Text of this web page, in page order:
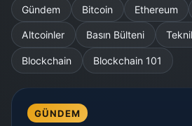
Gündem Bitcoin Ethereum
Altcoinler Basın Bülteni
Blockchain Blockchain 101
GÜNDEM